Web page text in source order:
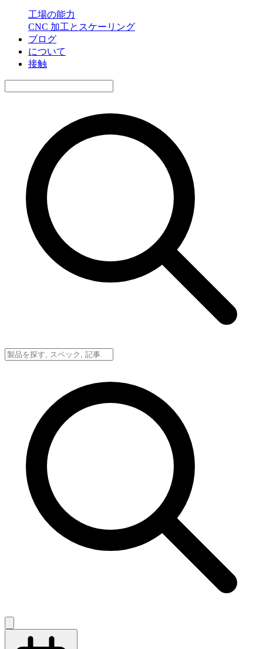
工場の能力
CNC 加工とスケーリング
ブログ
について
接触